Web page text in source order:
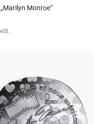
Monroe“